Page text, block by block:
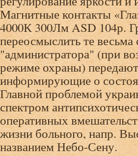
Магнитные контакты
4000К 300Лм ASD 104р.
переосмыслить те весьма
"администратора" (при
режиме охраны)
информирующие о
Главной проблемой
спектром
оперативных
жизни больного, напр.
названием Небо-Сену.